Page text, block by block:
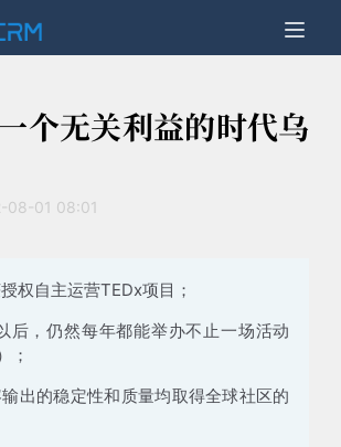
个无关利益的时代乌
08-01 08:01
权自主运营TEDx项目；
后，仍然每年都能举办不止一场活动
；
出的稳定性和质量均取得全球社区的